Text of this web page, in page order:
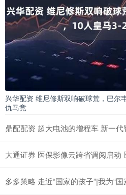
兴华配资 维尼修斯双响破球荒，巴尔
仇马竞
鼎配配资 超大电池的增程车 新一
大通证券 医保影像云跨省调阅启动
多多策略 走近“国家的孩子”|我为“